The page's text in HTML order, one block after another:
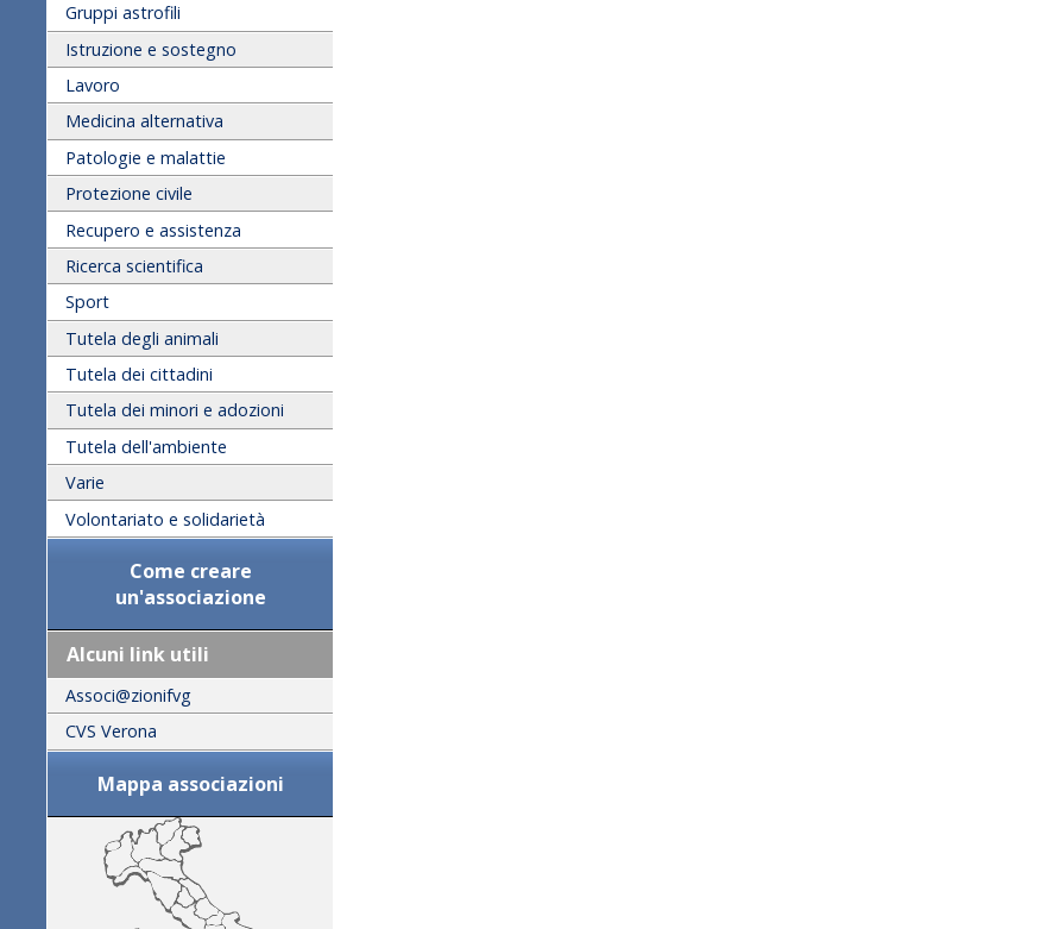
Gruppi astrofili
Istruzione e sostegno
Lavoro
Medicina alternativa
Patologie e malattie
Protezione civile
Recupero e assistenza
Ricerca scientifica
Sport
Tutela degli animali
Tutela dei cittadini
Tutela dei minori e adozioni
Tutela dell'ambiente
Varie
Volontariato e solidarietà
Come creare
un'associazione
Alcuni link utili
Associ@zionifvg
CVS Verona
Mappa associazioni